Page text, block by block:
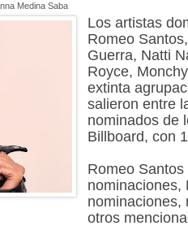
Medina Saba
Los artistas
Romeo
Guerra, Natti
Royce,
extinta
salieron entre
nominados de
Billboard, con
Romeo
nominaciones,
nominaciones,
otros